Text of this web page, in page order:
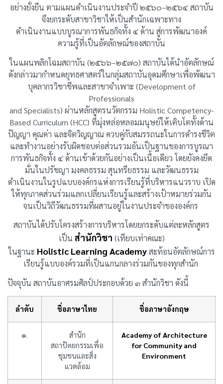
อย่างยั่งยืน ตามแผนดำเนินงานประจำปี ๒๕๖๐–๒๕๖๔ สถาบัน
จึงยกระดับสาขาวิชาให้เป็นสำนักเฉพาะทาง
ดำเนินงานแบบบูรณาการพันธกิจทั้ง ๔ ด้าน สู่การพัฒนาองค์
ความรู้ที่เป็นอัตลักษณ์ของสถาบัน
ในแผนพลิกโฉมสถาบัน (๒๕๖๖–๒๕๗๐) สถาบันได้นำอัตลักษณ์
ดังกล่าวมากำหนดยุทธศาสตร์ในกลุ่มสถาบันอุดมศึกษาเพื่อพัฒนา
บุคลากรวิชาชีพและสาขาจำเพาะ (Development of
Professionals
and Specialists) ผ่านหลักสูตรนวัตกรรม Holistic Competency-
Based Curriculum (HCC) ที่มุ่งหล่อหลอมมนุษย์ให้เติบโตทั้งด้าน
ปัญญา คุณค่า และจิตวิญญาณ ควบคู่กับสมรรถนะในการดำรงชีวิต
และทำงานอย่างรับผิดชอบต่อส่วนรวมอันเป็นฐานของการบูรณา
การพันธกิจทั้ง ๔ ด้านเข้าด้วยกันอย่างเป็นเนื้อเดียว โดยยังคงยึด
มั่นในปรัชญา มงคลธรรม สุนทรียธรรม และวัฒนธรรม
ดำเนินงานในรูปแบบองค์กรแห่งการเรียนรู้ที่บริหารแนวราบ เปิด
ให้ทุกภาคส่วนร่วมแลกเปลี่ยนเรียนรู้และสร้างเป้าหมายร่วมกัน
จนเป็นวิถีวัฒนธรรมที่ผสานอยู่ในงานประจำขององค์กร
สถาบันได้ปรับโครงสร้างการบริหารโดยยกระดับแต่ละหลักสูตร
เป็น สำนักวิชา (เทียบเท่าคณะ)
ในฐานะ Holistic Learning Academyสะท้อนอัตลักษณ์การ
เรียนรู้แบบองค์รวมที่เป็นแกนกลางร่วมกันของทุกสำนัก
ปัจจุบัน สถาบันอาศรมศิลป์ประกอบด้วย ๓ สำนักวิชา ดังนี้
ลำดับ ชื่อภาษาไทย ชื่อภาษาอังกฤษ
๑.
สำนัก
สถาปัตยกรรมเพื่อ
ชุมชนและสิ่ง
แวดล้อม
Academy of Architecture
for Community and
Environment